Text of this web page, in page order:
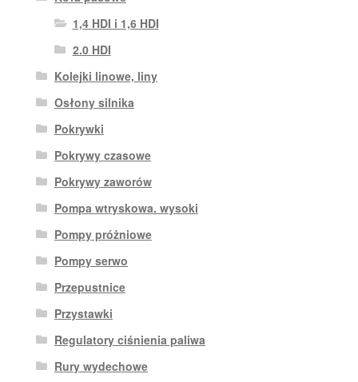
1,4 HDI i 1,6 HDI
2.0 HDI
Kolejki linowe, liny
Osłony silnika
Pokrywki
Pokrywy czasowe
Pokrywy zaworów
Pompa wtryskowa. wysoki
Pompy próżniowe
Pompy serwo
Przepustnice
Przystawki
Regulatory ciśnienia paliwa
Rury wydechowe